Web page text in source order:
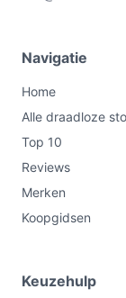
Navigatie
Home
Alle draadloze
Top 10
Reviews
Merken
Koopgidsen
Keuzehulp